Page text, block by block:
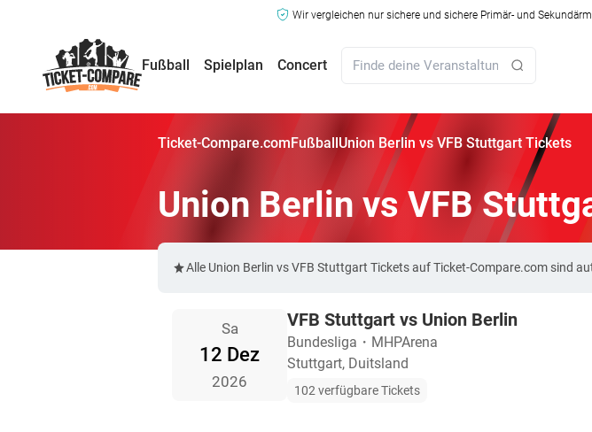
Wir vergleichen nur sichere und sichere Primär- und
Fußball Spielplan Concert
Ticket-Compare.comFußballUnion Berlin vs VFB Stuttgart Tickets
Union Berlin vs VFB
Alle Union Berlin vs VFB Stuttgart Tickets auf Ticket-Compare.com sind
Sa
12 Dez
2026
VFB Stuttgart vs Union Berlin
Bundesliga ・ MHPArena
Stuttgart, Duitsland
102 verfügbare Tickets